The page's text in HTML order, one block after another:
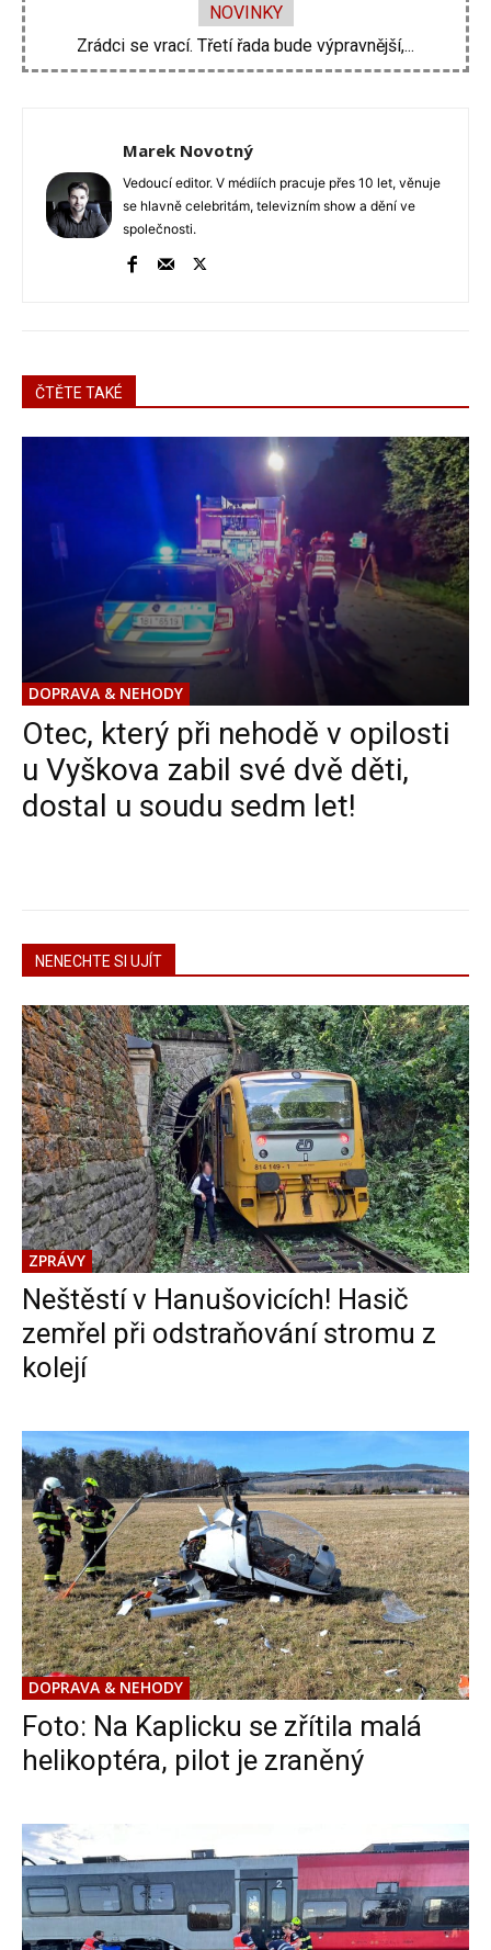
NOVINKY
Zdeněk Pohlreich opět vtrhne do hospod. Nové...
Marek Novotný
Vedoucí editor. V médiích pracuje přes 10 let, věnuje
se hlavně celebritám, televizním show a dění ve
společnosti.
ČTĚTE TAKÉ
DOPRAVA & NEHODY
Otec, který při nehodě v opilosti
u Vyškova zabil své dvě děti,
dostal u soudu sedm let!
NENECHTE SI UJÍT
ZPRÁVY
Neštěstí v Hanušovicích! Hasič
zemřel při odstraňování stromu z
kolejí
DOPRAVA & NEHODY
Foto: Na Kaplicku se zřítila malá
helikoptéra, pilot je zraněný